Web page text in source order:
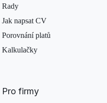
Rady
Jak napsat CV
Porovnání platů
Kalkulačky
Pro firmy